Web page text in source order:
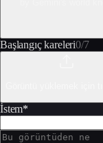
Başlangıç kareleri0/7
İstem*